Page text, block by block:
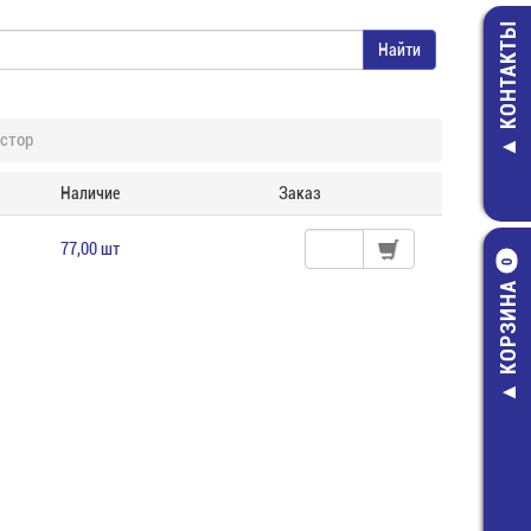
КОНТАКТЫ
КОРЗИНА
0
Наличие Заказ
77,00 шт